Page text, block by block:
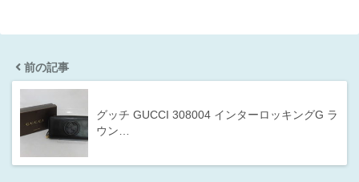
前の記事
グッチ GUCCI 308004 インターロッキングG ラ
ウン…